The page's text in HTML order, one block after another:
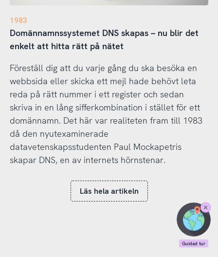
1983
Domännamnssystemet DNS skapas – nu blir det
enkelt att hitta rätt på nätet
Föreställ dig att du varje gång du ska besöka en
webbsida eller skicka ett mejl hade behövt leta
reda på rätt nummer i ett register och sedan
skriva in en lång sifferkombination i stället för ett
domännamn. Det här var realiteten fram till 1983
då den nyutexaminerade
datavetenskapsstudenten Paul Mockapetris
skapar DNS, en av internets hörnstenar.
Läs hela artikeln
Stäng
Guidad
tur